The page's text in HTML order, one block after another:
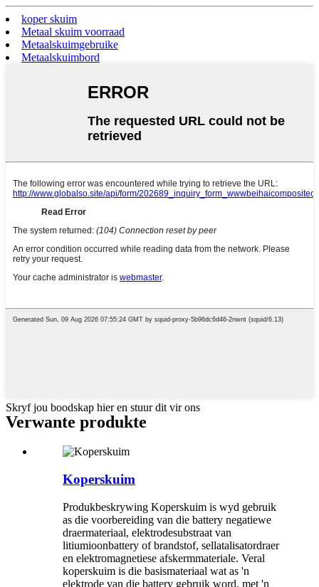
koper skuim
Metaal skuim voorraad
Metaalskuimgebruike
Metaalskuimbord
Skryf jou boodskap hier en stuur dit vir ons
Verwante produkte
Koperskuim
Produkbeskrywing Koperskuim is wyd gebruik
as die voorbereiding van die battery negatiewe
draermateriaal, elektrodesubstraat van
litiumioonbattery of brandstof, sellatalisatordraer
en elektromagnetiese afskermmateriale. Veral
koperskuim is die basismateriaal wat as 'n
elektrode van die battery gebruik word, met 'n